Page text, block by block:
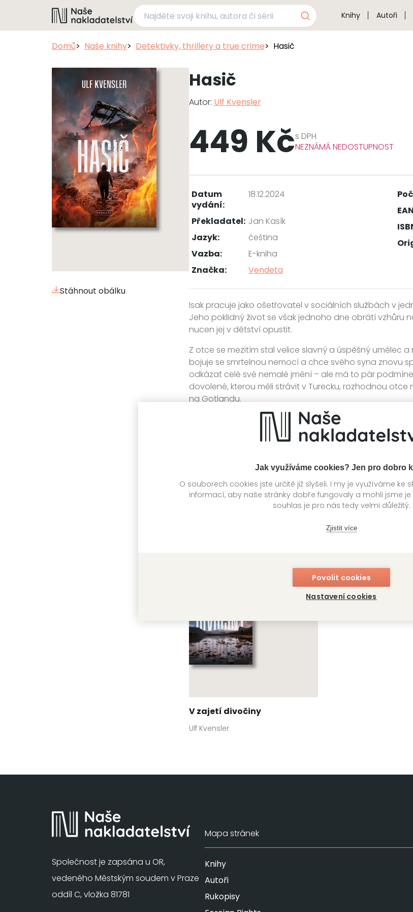
Jak využíváme cookies? Jen pro dobro
O souborech cookies jste určitě již slyšeli. I my je využíváme ke
informací, aby naše stránky dobře fungovaly a mohli jsme
souhlas je pro nás tedy velmi důležitý.
Zjistit více
Povolit cookies
Nastavení cookies
Knihy Autoři
Domů Naše knihy Detektivky, thrillery a true crime Hasič
Stáhnout obálku
Hasič
Autor: Ulf Kvensler
449 Kčs DPH
NEZNÁMÁ NEDOSTUPNOST
Datum
vydání:
18.12.2024
Překladatel: Jan Kasík
Jazyk:
čeština
Vazba:
E-kniha
Značka: Vendeta
Isak pracuje jako ošetřovatel v sociálních službách v
Jeho poklidný život se však jednoho dne obrátí vzhůru
nucen jej v dětství opustit.
Z otce se mezitím stal velice slavný a úspěšný umělec
bojuje se smrtelnou nemocí a chce svého syna znovu
odkázat celé své nemalé jmění – ale má to pár
dovolené, kterou měli strávit v Turecku, rozhodnou
na Gotlandu.
Zdánlivě idylické rodinné setkání se však brzy promění
se stírají hranice mezi skutečností a děsivou noční
titulu:
Kategorie >Detektivky, thrillery a true
V zajetí divočiny
Ulf Kvensler
Společnost je zapsána u OR,
vedeného Městským soudem v Praze
oddíl C, vložka 81781
Mapa stránek
Knihy
Autoři
Rukopisy